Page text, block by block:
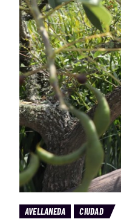
AVELLANEDA CIUDAD